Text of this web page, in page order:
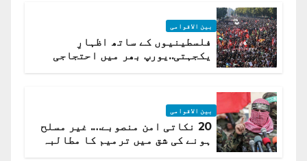
بین الاقوامی
فلسطینیوں کے ساتھ اظہارِ
یکجہتی..یورپ بھر میں احتجاجی
بین الاقوامی
20 نکاتی امن منصوبے…. غیر مسلح
ہونے کی شق میں ترمیم کا مطالبہ